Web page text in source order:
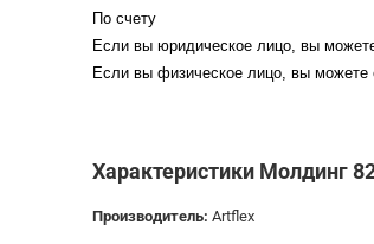
По счету
Если вы юридическое лицо, вы
Если вы физическое лицо, вы можете
Характеристики Молдинг
Производитель: Artflex